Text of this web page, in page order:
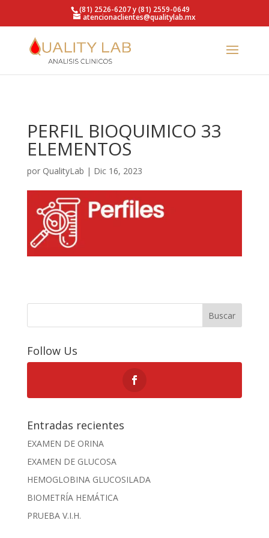
https://qualitylab.mx/(81) 2526-6207 y (81) 2559-0649
atencionaclientes@qualitylab.mx
PERFIL BIOQUIMICO 33
ELEMENTOS
por QualityLab | Dic 16, 2023
Buscar
Follow Us
Entradas recientes
EXAMEN DE ORINA
EXAMEN DE GLUCOSA
HEMOGLOBINA GLUCOSILADA
BIOMETRÍA HEMÁTICA
PRUEBA V.I.H.